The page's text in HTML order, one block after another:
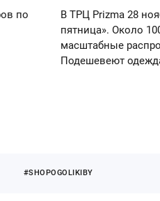
по
В ТРЦ Prizma 28
пятница». Около
масштабные
Подешевеют
#SHOPOGOLIKIBY